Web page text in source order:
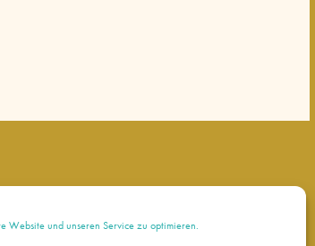
Website und unseren Service zu optimieren.